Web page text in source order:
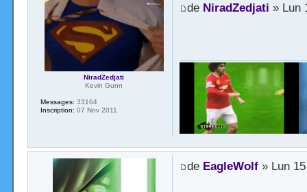
de NiradZedjati » Lun
NiradZedjati
Kevin Gunn
Messages: 33164
Inscription: 07 Nov 2011
de EagleWolf» Lun 15